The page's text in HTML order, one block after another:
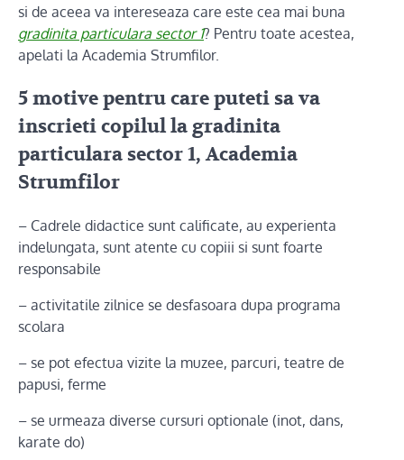
si de aceea va intereseaza care este cea mai buna
gradinita particulara sector 1? Pentru toate acestea,
apelati la Academia Strumfilor.
5 motive pentru care puteti sa va
inscrieti copilul la gradinita
particulara sector 1, Academia
Strumfilor
– Cadrele didactice sunt calificate, au experienta
indelungata, sunt atente cu copiii si sunt foarte
responsabile
– activitatile zilnice se desfasoara dupa programa
scolara
– se pot efectua vizite la muzee, parcuri, teatre de
papusi, ferme
– se urmeaza diverse cursuri optionale (inot, dans,
karate do)